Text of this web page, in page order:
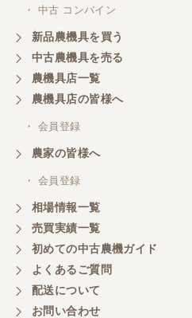
・ 中古 コンバイン
新品農機具を買う
中古農機具を売る
農機具店一覧
農機具店の皆様へ
・ 会員登録
農家の皆様へ
・ 会員登録
相場情報一覧
売買実績一覧
初めての中古農機ガイド
よくあるご質問
配送について
お問い合わせ